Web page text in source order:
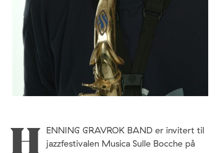
ENNING GRAVROK BAND er invitert til
jazzfestivalen Musica Sulle Bocche på